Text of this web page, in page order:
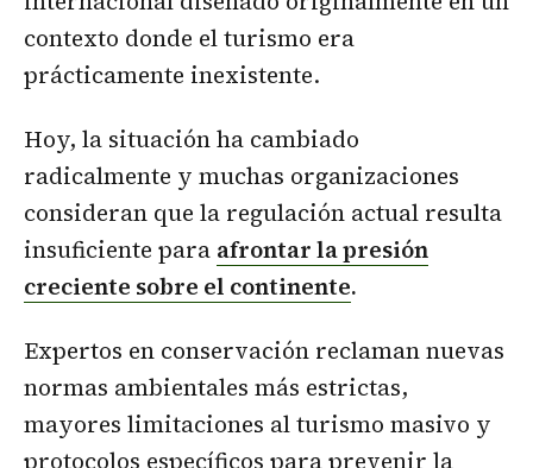
contexto donde el turismo era
prácticamente inexistente.
Hoy, la situación ha cambiado
radicalmente y muchas organizaciones
consideran que la regulación actual resulta
insuficiente para afrontar la presión
creciente sobre el continente.
Expertos en conservación reclaman nuevas
normas ambientales más estrictas,
mayores limitaciones al turismo masivo y
protocolos específicos para prevenir la